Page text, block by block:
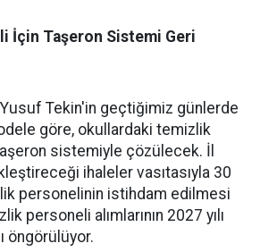
İçin Taşeron Sistemi Geri
Yusuf Tekin'in geçtiğimiz günlerde
göre, okullardaki temizlik
sistemiyle çözülecek. İl
ihaleler vasıtasıyla 30
personelinin istihdam edilmesi
personeli alımlarının 2027 yılı
öngörülüyor.